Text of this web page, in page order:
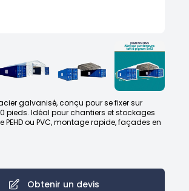
galvanisé, conçu pour se fixer sur
pieds. Idéal pour chantiers et stockages
PEHD ou PVC, montage rapide, façades en
Obtenir un devis